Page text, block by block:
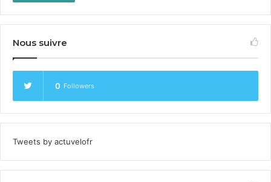
Nous suivre
0 Followers
Tweets by actuvelofr